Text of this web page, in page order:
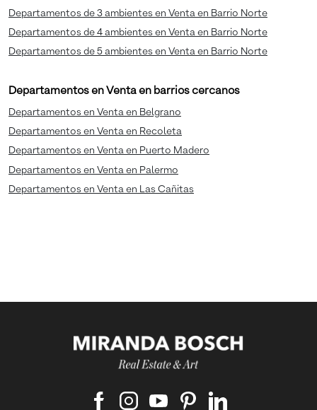
Departamentos de 3 ambientes en Venta en Barrio Norte
Departamentos de 4 ambientes en Venta en Barrio Norte
Departamentos de 5 ambientes en Venta en Barrio Norte
Departamentos en Venta en barrios cercanos
Departamentos en Venta en Belgrano
Departamentos en Venta en Recoleta
Departamentos en Venta en Puerto Madero
Departamentos en Venta en Palermo
Departamentos en Venta en Las Cañitas